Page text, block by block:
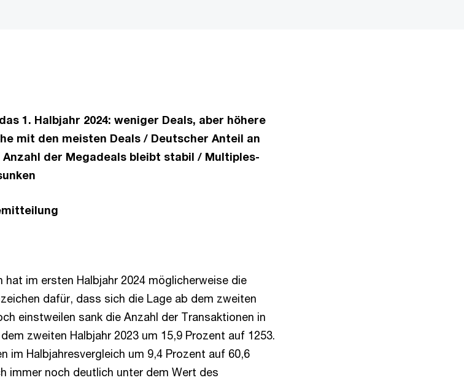
1. Halbjahr 2024: weniger Deals, aber höhere
mit den meisten Deals / Deutscher Anteil an
der Megadeals bleibt stabil / Multiples-
hat im ersten Halbjahr 2024 möglicherweise die
dafür, dass sich die Lage ab dem zweiten
einstweilen sank die Anzahl der Transaktionen in
zweiten Halbjahr 2023 um 15,9 Prozent auf 1253.
im Halbjahresvergleich um 9,4 Prozent auf 60,6
immer noch deutlich unter dem Wert des